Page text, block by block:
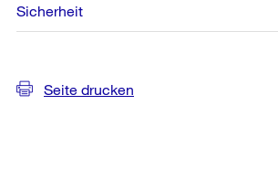
Sicherheit
Seite drucken